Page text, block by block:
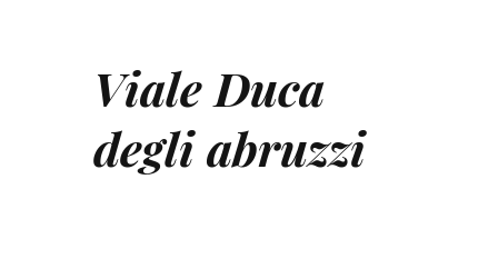
Viale Duca
degli abruzzi